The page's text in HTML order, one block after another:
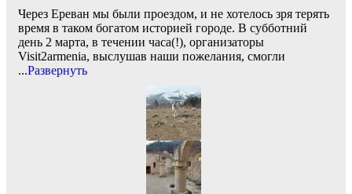
Через Ереван мы были проездом, и не хотелось зря терять
время в таком богатом историей городе. В субботний
день 2 марта, в течении часа(!), организаторы
Visit2armenia, выслушав наши пожелания, смогли
...Развернуть